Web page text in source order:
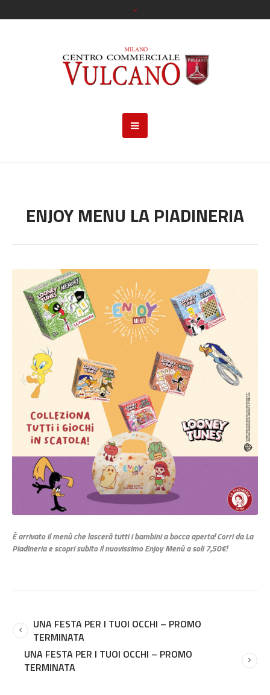
ENJOY MENU LA PIADINERIA
È arrivato il menù che lascerà tutti i bambini a bocca aperta! Corri da La
Piadineria e scopri subito il nuovissimo Enjoy Menù a soli 7,50€!
UNA FESTA PER I TUOI OCCHI – PROMO
TERMINATA
UNA FESTA PER I TUOI OCCHI – PROMO
TERMINATA